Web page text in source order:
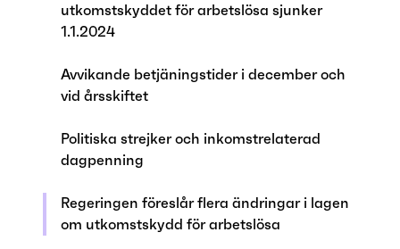
utkomstskyddet för arbetslösa sjunker
1.1.2024
Avvikande betjäningstider i december och
vid årsskiftet
Politiska strejker och inkomstrelaterad
dagpenning
Regeringen föreslår flera ändringar i lagen
om utkomstskydd för arbetslösa